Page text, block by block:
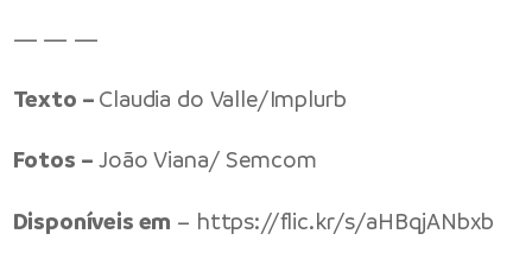
— — —
Texto – Claudia do Valle/Implurb
Fotos – João Viana/ Semcom
Disponíveis em – https://flic.kr/s/aHBqjANbxb